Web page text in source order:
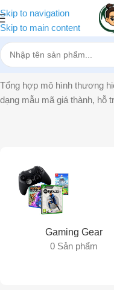
Skip to navigation
Skip to main content
Trang chủ»Anikingdom
Tổng hợp mô hình thương
dạng mẫu mã giá thành, hỗ
Gaming Gear
0 Sản phẩm